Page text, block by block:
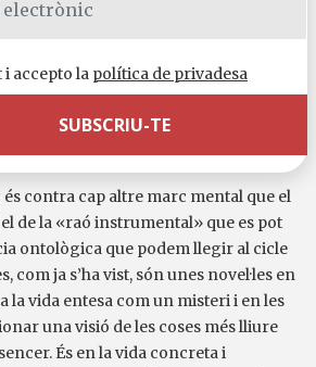
el món té un caràcter sagrat al qual
com obrir-nos-hi. És per això que
que aspira a mostrar la natura
abans de l’electricitat. A partir d’aquí,
les claus polítiques del cicle
ha unes quantes.
contra cap altre marc mental que el
de la «raó instrumental» que es pot
ontològica que podem llegir al cicle
com ja s’ha vist, són unes novel·les en
la vida entesa com un misteri i en les
una visió de les coses més lliure
És en la vida concreta i
i accepto la política de privadesa